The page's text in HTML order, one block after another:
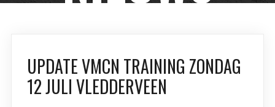
UPDATE VMCN TRAINING ZONDAG
12 JULI VLEDDERVEEN